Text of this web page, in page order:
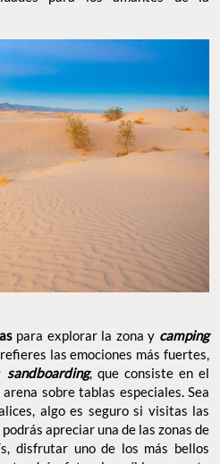
para explorar la zona y camping
las emociones más fuertes,
sandboarding, que consiste en el
sobre tablas especiales. Sea
algo es seguro si visitas las
apreciar una de las zonas de
disfrutar uno de los más bellos